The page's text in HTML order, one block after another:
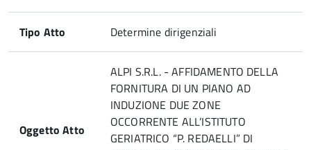
Tipo Atto Determine dirigenziali
Oggetto Atto
ALPI S.R.L. - AFFIDAMENTO DELLA
FORNITURA DI UN PIANO AD
INDUZIONE DUE ZONE
OCCORRENTE ALL’ISTITUTO
GERIATRICO “P. REDAELLI” DI